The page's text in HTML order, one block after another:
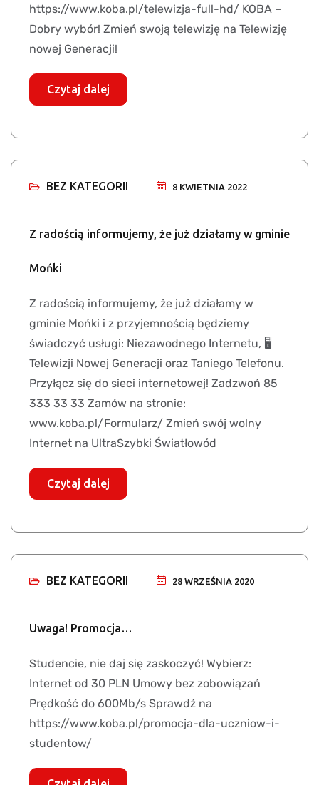
https://www.koba.pl/telewizja-full-hd/ KOBA –
Dobry wybór! Zmień swoją telewizję na Telewizję
nowej Generacji!
Czytaj dalej
BEZ KATEGORII 8 KWIETNIA 2022
Z radością informujemy, że już działamy w gminie
Mońki
Z radością informujemy, że już działamy w
gminie Mońki i z przyjemnością będziemy
świadczyć usługi: Niezawodnego Internetu, 🖥
Telewizji Nowej Generacji oraz Taniego Telefonu.
Przyłącz się do sieci internetowej! Zadzwoń 85
333 33 33 Zamów na stronie:
www.koba.pl/Formularz/ Zmień swój wolny
Internet na UltraSzybki Światłowód
Czytaj dalej
BEZ KATEGORII 28 WRZEŚNIA 2020
Uwaga! Promocja…
Studencie, nie daj się zaskoczyć! Wybierz:
Internet od 30 PLN Umowy bez zobowiązań
Prędkość do 600Mb/s Sprawdź na
https://www.koba.pl/promocja-dla-uczniow-i-
studentow/